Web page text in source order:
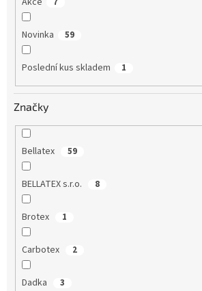
Novinka 59
Poslední kus skladem 1
Značky
Bellatex 59
BELLATEX s.r.o. 8
Brotex 1
Carbotex 2
Dadka 3